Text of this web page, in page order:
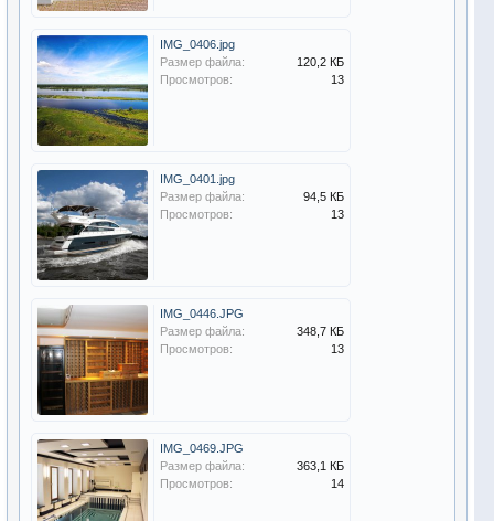
IMG_0406.jpg
Размер файла:
120,2 КБ
Просмотров:
13
IMG_0401.jpg
Размер файла:
94,5 КБ
Просмотров:
13
IMG_0446.JPG
Размер файла:
348,7 КБ
Просмотров:
13
IMG_0469.JPG
Размер файла:
363,1 КБ
Просмотров:
14